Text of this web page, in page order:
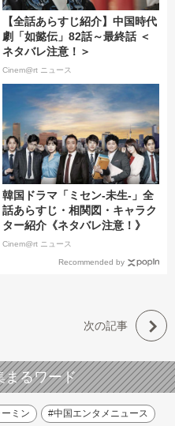
【全話あらすじ紹介】中国時代
劇「如懿伝」82話～最終話 ＜
ネタバレ注意！＞
Cinem@rt ニュース
韓国ドラマ「ミセン-未生-」全
話あらすじ・相関図・キャラク
ター紹介《ネタバレ注意！》
Cinem@rt ニュース
Recommended by
次の記事
まるワード
ミン #中国エンタメニュース